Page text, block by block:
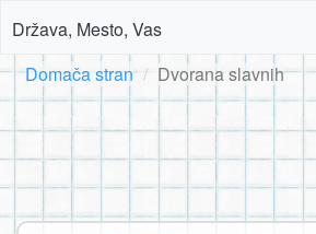
Država, Mesto, Vas
Domača stran Dvorana slavnih